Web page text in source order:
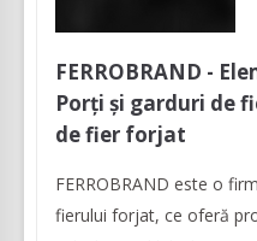
FERROBRAND -
Porți și garduri de
de fier forjat
FERROBRAND este o
fierului forjat, ce oferă